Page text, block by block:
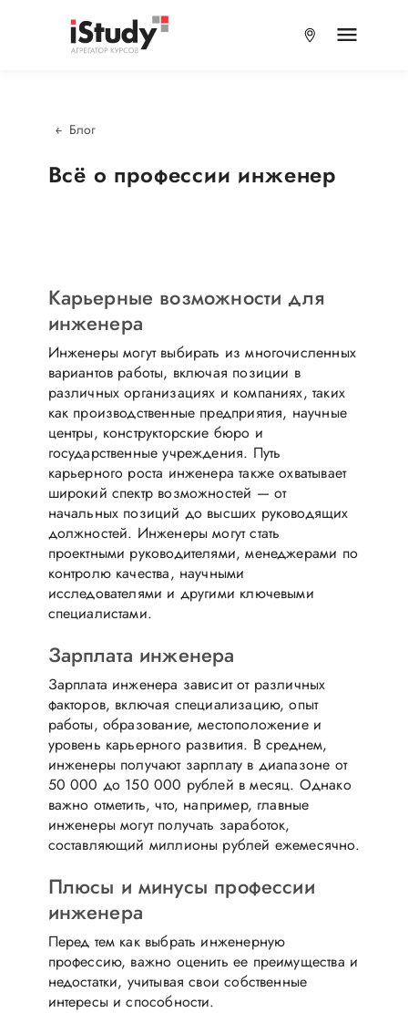
Блог
Всё о профессии инженер
Карьерные возможности для
инженера
Инженеры могут выбирать из многочисленных
вариантов работы, включая позиции в
различных организациях и компаниях, таких
как производственные предприятия, научные
центры, конструкторские бюро и
государственные учреждения. Путь
карьерного роста инженера также охватывает
широкий спектр возможностей — от
начальных позиций до высших руководящих
должностей. Инженеры могут стать
проектными руководителями, менеджерами по
контролю качества, научными
исследователями и другими ключевыми
специалистами.
Зарплата инженера
Зарплата инженера зависит от различных
факторов, включая специализацию, опыт
работы, образование, местоположение и
уровень карьерного развития. В среднем,
инженеры получают зарплату в диапазоне от
50 000 до 150 000 рублей в месяц. Однако
важно отметить, что, например, главные
инженеры могут получать заработок,
составляющий миллионы рублей ежемесячно.
Плюсы и минусы профессии
инженера
Перед тем как выбрать инженерную
профессию, важно оценить ее преимущества и
недостатки, учитывая свои собственные
интересы и способности.